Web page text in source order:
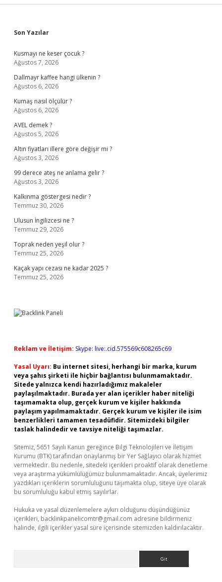
Sidebar
Son Yazılar
Kusmayı ne keser çocuk ?
Ağustos 7, 2026
Dallmayr kaffee hangi ülkenin ?
Ağustos 6, 2026
Kumaş nasıl ölçülür ?
Ağustos 6, 2026
AVEL demek ?
Ağustos 5, 2026
Altın fiyatları illere göre değişir mi ?
Ağustos 3, 2026
99 derece ateş ne anlama gelir ?
Ağustos 3, 2026
Kalkınma göstergesi nedir ?
Temmuz 30, 2026
Ulusun İngilizcesi ne ?
Temmuz 29, 2026
Toprak neden yeşil olur ?
Temmuz 25, 2026
Kaçak yapı cezası ne kadar 2025 ?
Temmuz 25, 2026
Reklam ve İletişim: Skype: live:.cid.575569c608265c69
Yasal Uyarı: Bu internet sitesi, herhangi bir marka, kurum
veya şahıs şirketi ile hiçbir bağlantısı bulunmamaktadır.
Sitede yalnızca kendi hazırladığımız makaleler
paylaşılmaktadır. Burada yer alan içerikler haber niteliği
taşımamakta olup, gerçek kurum ve kişiler hakkında
paylaşım yapılmamaktadır. Gerçek kurum ve kişiler ile isim
benzerlikleri tamamen tesadüfidir. Sitemizdeki bilgiler
taslak halindedir ve tavsiye niteliği taşımazlar.
Sitemiz, 5651 Sayılı Kanun gereğince Bilgi Teknolojileri ve İletişim
Kurumu (BTK) tarafından onaylanmış bir Yer Sağlayıcı olarak hizmet
vermektedir. Bu nedenle, sitedeki içerikleri proaktif olarak denetleme
veya araştırma yükümlülüğümüz bulunmamaktadır. Ancak, üyelerimiz
yazdıkları içeriklerin sorumluluğunu taşımakta olup, siteye üye olarak
bu sorumluluğu kabul etmiş sayılırlar.
Hukuka ve yasal düzenlemelere aykırı olduğunu düşündüğünüz
içerikleri, backlinkpanelicomtr@gmail.com adresine bildirmeniz
halinde, ilgili içerikler yasal süre içerisinde sitemizden kaldırılacaktır.